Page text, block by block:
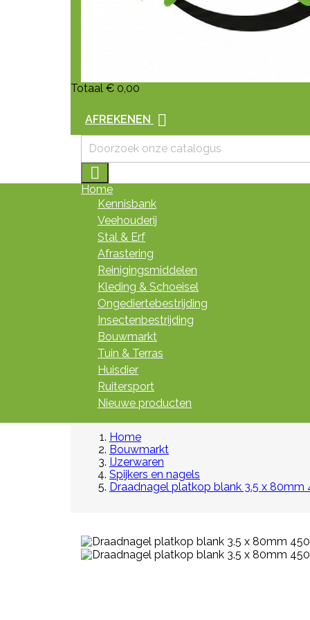
Totaal € 0,00
AFREKENEN 

Home
Kennisbank
Veehouderij
Stal & Erf
Afrastering
Reinigingsmiddelen
Kleding & Schoeisel
Ongediertebestrijding
Insectenbestrijding
Bouwmarkt
Tuin & Terras
Huisdier
Ruitersport
Nieuwe producten
Home
Bouwmarkt
IJzerwaren
Spijkers en nagels
Draadnagel platkop blank 3.5 x 80mm